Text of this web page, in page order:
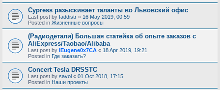
Cypress разыскивает таланты во Львовский офис
Last post by faddistr « 16 May 2019, 00:59
Posted in Жизненные вопросы
(Радиодетали) Большая статейка об опыте заказов с
AliExpress/Taobao/Alibaba
Last post by iEugene0x7CA « 18 Apr 2019, 19:21
Posted in Где заказать?
Concert Tesla DRSSTC
Last post by savol « 01 Oct 2018, 17:15
Posted in Наши проекты